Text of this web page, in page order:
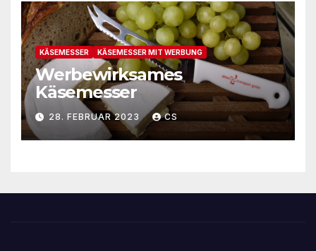
KÄSEMESSER KÄSEMESSER MIT WERBUNG
Werbewirksames
Käsemesser
28. FEBRUAR 2023 CS